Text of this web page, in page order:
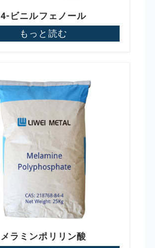
4-ビニルフェノール
もっと読む
メラミンポリリン酸